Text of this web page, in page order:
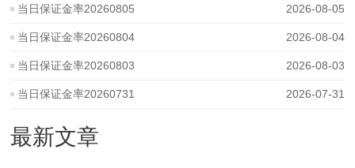
当日保证金率20260805 2026-08-05
当日保证金率20260804 2026-08-04
当日保证金率20260803 2026-08-03
当日保证金率20260731 2026-07-31
最新文章